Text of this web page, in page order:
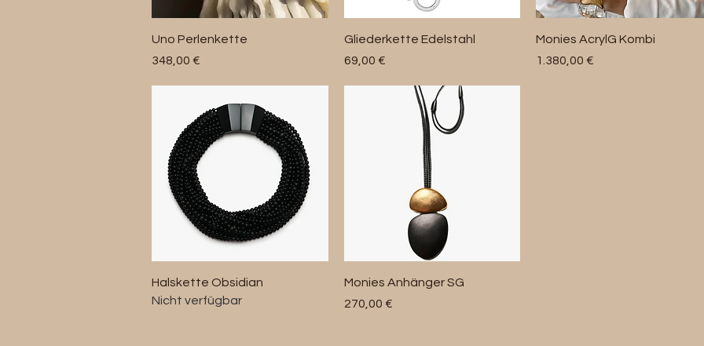
Schnellansicht
Uno Perlenkette
Preis
348,00 €
Schnellansicht
Gliederkette Edelstahl
Preis
69,00 €
Schnellansicht
Monies AcrylG Kombi
Preis
1.380,00 €
Schnellansicht
Halskette Obsidian
Nicht verfügbar
Schnellansicht
Monies Anhänger SG
Preis
270,00 €